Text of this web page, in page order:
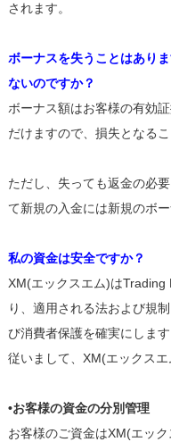
されます。
ボーナスを失うことはあり
ないのですか？
ボーナス額はお客様の有効
だけますので、損失となるこ
ただし、失っても返金の必
て新規の入金には新規のボ
私の資金は安全ですか？
XM(エックスエム)は
り、適用される法および規
び消費者保護を確実にします
従いまして、XM(エックス
•お客様の資金の分別管理
お客様のご資金はXM(エッ